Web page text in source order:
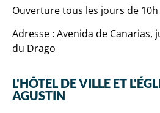
Ouverture tous les jours de 10h
Adresse : Avenida de Canarias,
du Drago
L'HÔTEL DE VILLE ET
AGUSTIN